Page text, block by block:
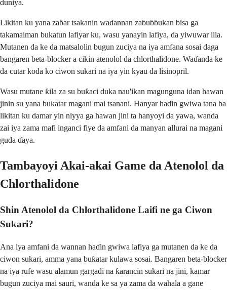
duniya.
Likitan ku yana zaɓar tsakanin waɗannan zaɓuɓɓukan bisa ga
takamaiman bukatun lafiyar ku, wasu yanayin lafiya, da yiwuwar illa.
Mutanen da ke da matsalolin bugun zuciya na iya amfana sosai daga
bangaren beta-blocker a cikin atenolol da chlorthalidone. Waɗanda ke
da cutar koda ko ciwon sukari na iya yin kyau da lisinopril.
Wasu mutane ƙila za su buƙaci duka nau'ikan magunguna idan hawan
jinin su yana buƙatar magani mai tsanani. Hanyar haɗin gwiwa tana ba
likitan ku damar yin niyya ga hawan jini ta hanyoyi da yawa, wanda
zai iya zama mafi inganci fiye da amfani da manyan allurai na magani
guda ɗaya.
Tambayoyi Akai-akai Game da Atenolol da
Chlorthalidone
Shin Atenolol da Chlorthalidone Laifi ne ga Ciwon
Sukari?
Ana iya amfani da wannan haɗin gwiwa lafiya ga mutanen da ke da
ciwon sukari, amma yana buƙatar kulawa sosai. Bangaren beta-blocker
na iya rufe wasu alamun gargadi na ƙarancin sukari na jini, kamar
bugun zuciya mai sauri, wanda ke sa ya zama da wahala a gane